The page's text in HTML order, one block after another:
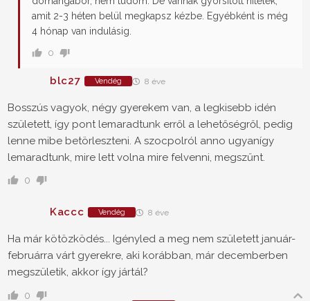
amit 2-3 héten belül megkapsz kézbe. Egyébként is még
4 hónap van indulásig.
0
blc27 Vendég 8 éve
Bosszús vagyok, négy gyerekem van, a legkisebb idén
született, így pont lemaradtunk erről a lehetőségről, pedig
lenne mibe betörleszteni. A szocpolról anno ugyanígy
lemaradtunk, mire lett volna mire felvenni, megszűnt.
0
Kaccc Vendég 8 éve
Ha már kötözködés... Igényled a meg nem született január-
februárra várt gyerekre, aki korábban, már decemberben
megszületik, akkor így jártál?
0